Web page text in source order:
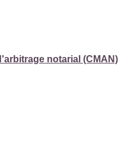
notarial (CMAN)